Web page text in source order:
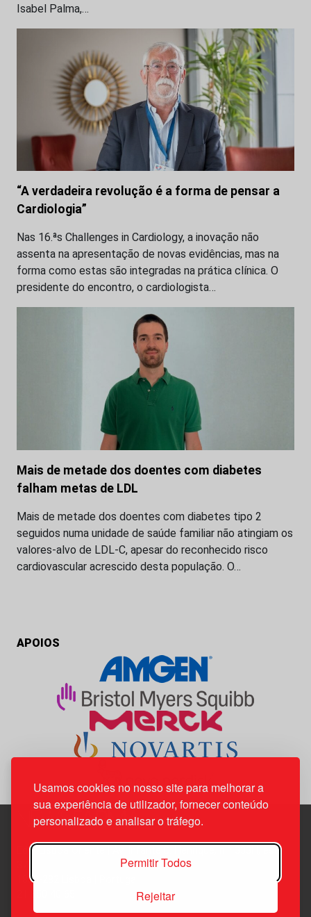
Usamos cookies no nosso site para melhorar a
sua experiência de utilizador, fornecer conteúdo
personalizado e analisar o tráfego.
Permitir Todos
Rejeitar
Isabel Palma,…
“A verdadeira revolução é a forma de pensar a
Cardiologia”
Nas 16.ªs Challenges in Cardiology, a inovação não
assenta na apresentação de novas evidências, mas na
forma como estas são integradas na prática clínica. O
presidente do encontro, o cardiologista…
Mais de metade dos doentes com diabetes
falham metas de LDL
Mais de metade dos doentes com diabetes tipo 2
seguidos numa unidade de saúde familiar não atingiam os
valores-alvo de LDL-C, apesar do reconhecido risco
cardiovascular acrescido desta população. O…
APOIOS
Edif. Lisboa Oriente | Av. Infante D. Henrique, n.º 333H, esc.
1800-282 Lisboa | Portugal